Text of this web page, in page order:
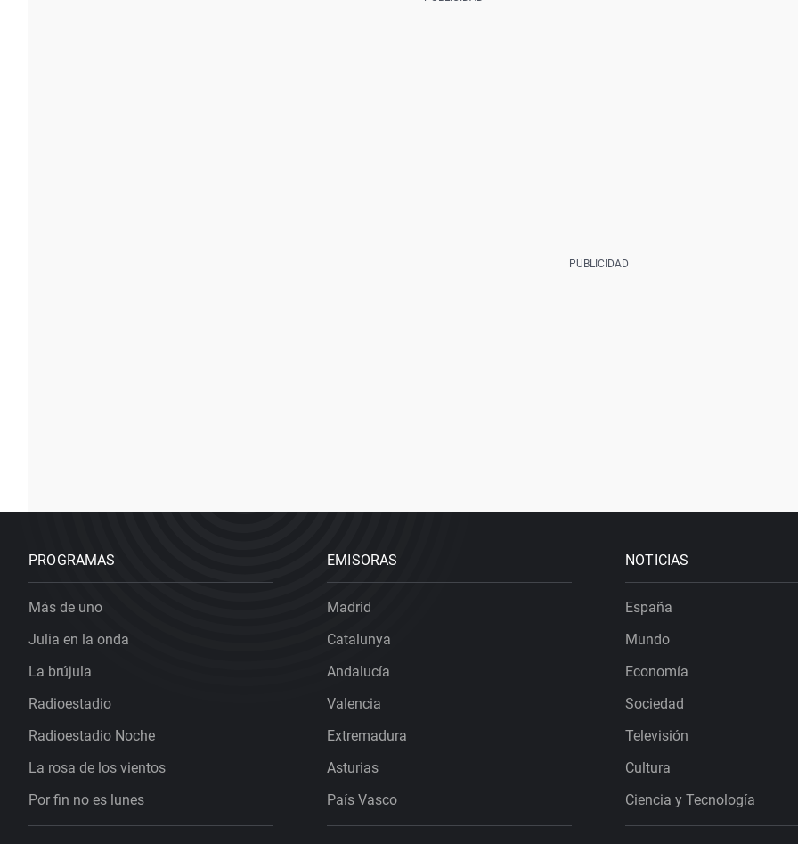
PROGRAMAS
Más de uno
Julia en la onda
La brújula
Radioestadio
Radioestadio Noche
La rosa de los vientos
Por fin no es lunes
EMISORAS
Madrid
Catalunya
Andalucía
Valencia
Extremadura
Asturias
País Vasco
NOTICIAS
España
Mundo
Economía
Sociedad
Televisión
Cultura
Ciencia y Tecnología